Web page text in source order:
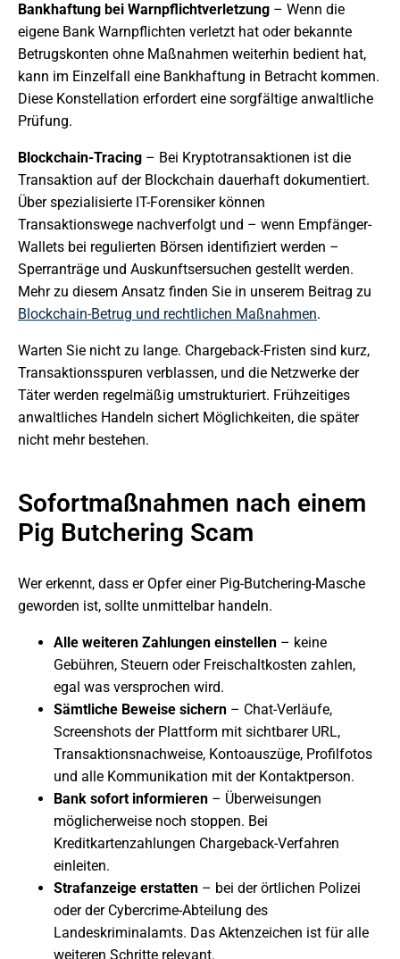
Bankhaftung bei Warnpflichtverletzung – Wenn die
eigene Bank Warnpflichten verletzt hat oder bekannte
Betrugskonten ohne Maßnahmen weiterhin bedient hat,
kann im Einzelfall eine Bankhaftung in Betracht kommen.
Diese Konstellation erfordert eine sorgfältige anwaltliche
Prüfung.
Blockchain-Tracing – Bei Kryptotransaktionen ist die
Transaktion auf der Blockchain dauerhaft dokumentiert.
Über spezialisierte IT-Forensiker können
Transaktionswege nachverfolgt und – wenn Empfänger-
Wallets bei regulierten Börsen identifiziert werden –
Sperranträge und Auskunftsersuchen gestellt werden.
Mehr zu diesem Ansatz finden Sie in unserem Beitrag zu
Blockchain-Betrug und rechtlichen Maßnahmen.
Warten Sie nicht zu lange. Chargeback-Fristen sind kurz,
Transaktionsspuren verblassen, und die Netzwerke der
Täter werden regelmäßig umstrukturiert. Frühzeitiges
anwaltliches Handeln sichert Möglichkeiten, die später
nicht mehr bestehen.
Sofortmaßnahmen nach einem
Pig Butchering Scam
Wer erkennt, dass er Opfer einer Pig-Butchering-Masche
geworden ist, sollte unmittelbar handeln.
Alle weiteren Zahlungen einstellen – keine
Gebühren, Steuern oder Freischaltkosten zahlen,
egal was versprochen wird.
Sämtliche Beweise sichern – Chat-Verläufe,
Screenshots der Plattform mit sichtbarer URL,
Transaktionsnachweise, Kontoauszüge, Profilfotos
und alle Kommunikation mit der Kontaktperson.
Bank sofort informieren – Überweisungen
möglicherweise noch stoppen. Bei
Kreditkartenzahlungen Chargeback-Verfahren
einleiten.
Strafanzeige erstatten – bei der örtlichen Polizei
oder der Cybercrime-Abteilung des
Landeskriminalamts. Das Aktenzeichen ist für alle
weiteren Schritte relevant.